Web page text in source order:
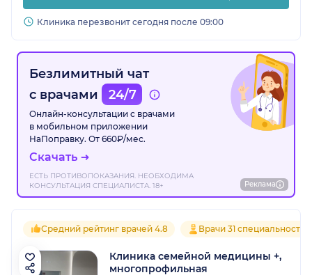
Клиника перезвонит сегодня после 09:00
Безлимитный чат
с врачами
24/7
Онлайн-консультации с врачами
в мобильном приложении
НаПоправку. От 660₽/мес.
Скачать
ЕСТЬ ПРОТИВОПОКАЗАНИЯ. НЕОБХОДИМА
КОНСУЛЬТАЦИЯ СПЕЦИАЛИСТА. 18+
Реклама
Средний рейтинг врачей 4.8 Врачи 31 специальностей
Клиника семейной медицины +,
многопрофильная